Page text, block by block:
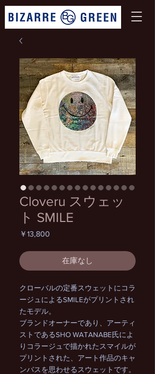
Cloveru スウェッ
ト SMILE
￥13,800
在庫なし
クローバルの定番スウェットにコラ
ージュによるSMILEがプリントされ
たモデル。
ブランドオーナーであり、アーティ
ストであるSHO WATANABE氏によ
りコラージュで描かれたスマイルが
プリントされた、アート作品のキャ
ンバスを思わせるスウェットです。